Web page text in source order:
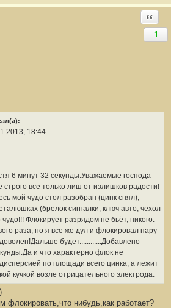
1
18:44
6 минут 32 секунды:Уважаемые господа
все только лиш от излишков радости!
мой чудо стол разобран (цинк снял),
(брелок сигналки, ключ авто, чехол
Флокирует разрядом не бьёт, никого.
раза, но я все же дул и флокировал пару
будет............Добавлено
и что характерно флок не
по площади всего цинка, а лежит
кучкой возле отрицательного электрода.
нибудь,как работает?